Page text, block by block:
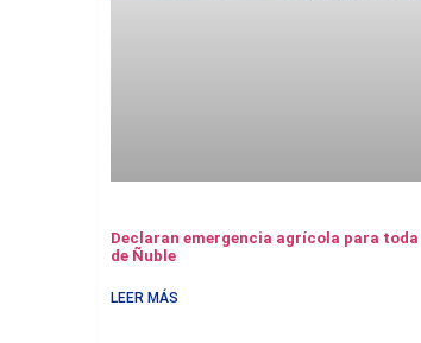
Declaran emergencia agrícola para
de Ñuble
LEER MÁS